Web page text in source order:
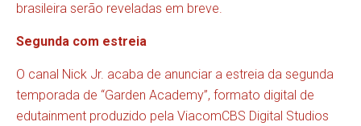
brasileira serão reveladas em breve.
Segunda com estreia
O canal Nick Jr. acaba de anunciar a estreia da segunda
temporada de “Garden Academy”, formato digital de
edutainment produzido pela ViacomCBS Digital Studios